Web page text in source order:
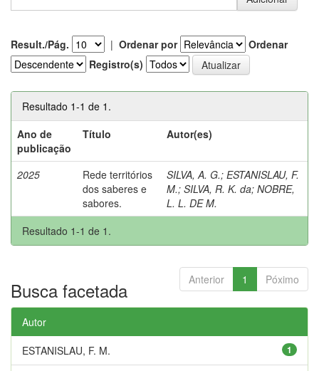
Result./Pág. | Ordenar por
Ordenar
Registro(s)
Resultado 1-1 de 1.
Ano de
publicação
Título Autor(es)
2025
Rede territórios
dos saberes e
sabores.
SILVA, A. G.; ESTANISLAU, F.
M.; SILVA, R. K. da; NOBRE,
L. L. DE M.
Resultado 1-1 de 1.
Anterior 1 Póximo
Busca facetada
Autor
1
ESTANISLAU, F. M.